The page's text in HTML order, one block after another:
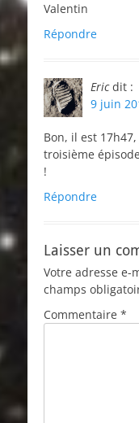
Valentin
Répondre
Eric dit :
9 juin
Bon, il est
troisième
!
Répondre
Laisser un
Votre adresse e-
champs
Commentaire *